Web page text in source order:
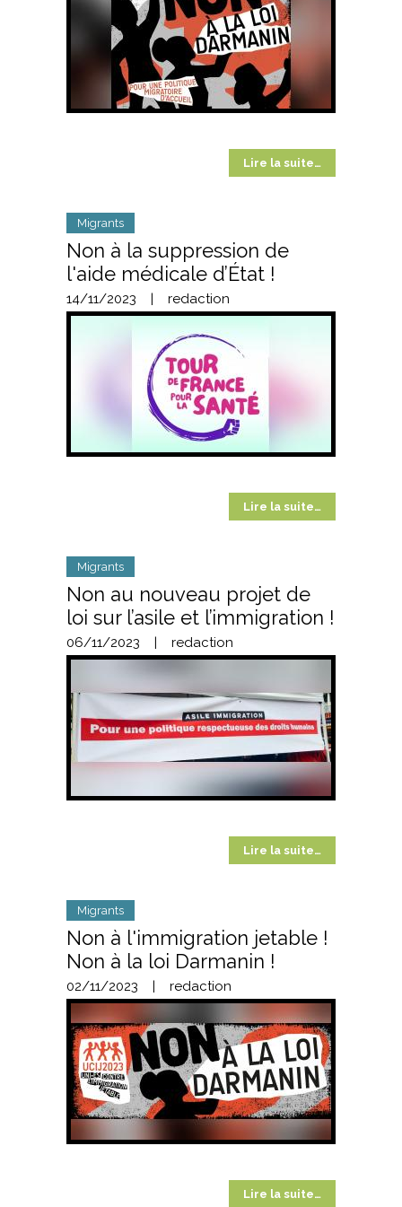
Lire la suite…
Migrants
Non à la suppression de
l'aide médicale d’État !
14/11/2023 | redaction
Lire la suite…
Migrants
Non au nouveau projet de
loi sur l’asile et l’immigration !
06/11/2023 | redaction
Lire la suite…
Migrants
Non à l'immigration jetable !
Non à la loi Darmanin !
02/11/2023 | redaction
Lire la suite…